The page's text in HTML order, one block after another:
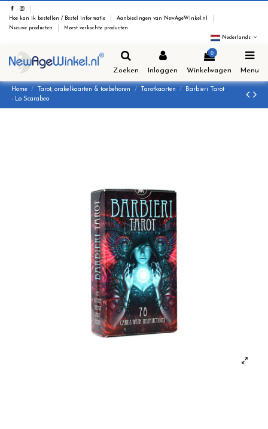
Hoe kan ik bestellen / Bestel informatie
Aanbiedingen van NewAgeWinkel.nl
Nieuwe producten
Meest verkochte producten
Nederlands
Zoeken Inloggen
0
Winkelwagen Menu
Home Tarot, orakelkaarten & toebehoren Tarotkaarten
Barbieri Tarot
- Lo Scarabeo